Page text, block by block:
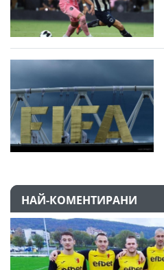
НАЙ-КОМЕНТИРАНИ